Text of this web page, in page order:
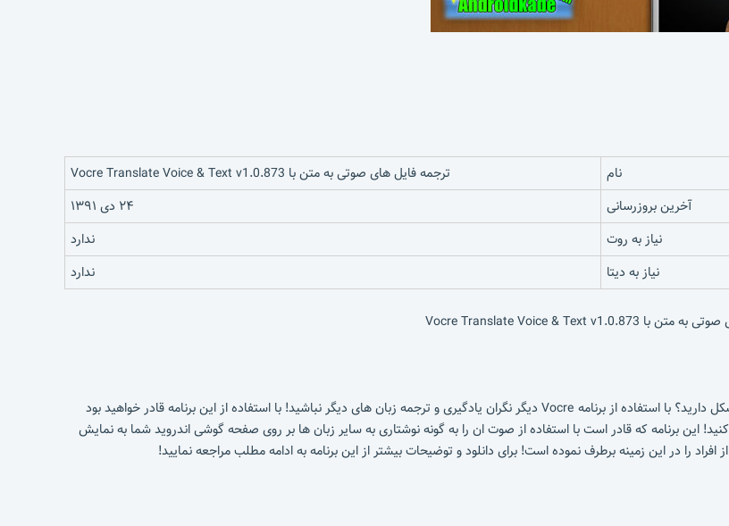
نام
ترجمه فایل های صوتی به متن با Vocre Translate Voice & Text v1.0.873
آخرین بروزرسانی
۲۴ دی ۱۳۹۱
نیاز به روت
ندارد
نیاز به دیتا
ندارد
ایا تاکنون به کشور های خارجی سفر کرده اید ؟ ایا در یادگیری زبان های خارجی مشکل دارید؟ با استفاده از برنامه Vocre دیگر نگران یادگیری و ترجمه زبان های دیگر نباشید! با استفاده از این برنامه قادر خواهید بود
این برنامه که قادر است با استفاده از صوت ان را به گونه نوشتاری به سایر زبان ها بر روی صفحه گوشی اندروید شما به نمایش
را در این زمینه برطرف نموده است! برای دانلود و توضیحات بیشتر از این برنامه به ادامه مطلب مراجعه نمایید!